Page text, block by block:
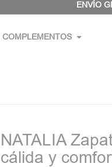
ENVÍO
COMPLEMENTOS
NATALIA
cálida y